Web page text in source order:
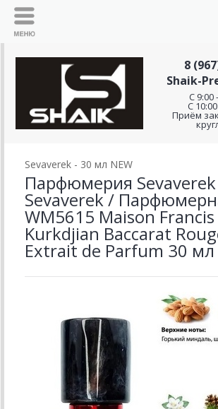
8
Shaik-
C 9:00
С
Приём
Sevaverek - 30 мл NEW
Парфюмерия Sevaverek
Sevaverek /
WM5615 Maison Francis
Kurkdjian Baccarat
Extrait de Parfum 30 мл